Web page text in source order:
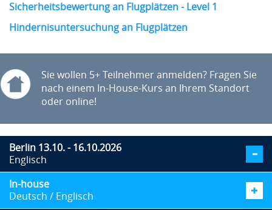
Sicherheitsbewertung an Flugplätzen - Level 1
Hindernisuntersuchung an Flugplätzen
Sie wollen 5+ Teilnehmer anmelden? Fragen Sie
nach einem In-House-Kurs an Ihrem Standort
oder online!
Berlin 13.10. - 16.10.2026
Englisch
In-house
Deutsch / Englisch